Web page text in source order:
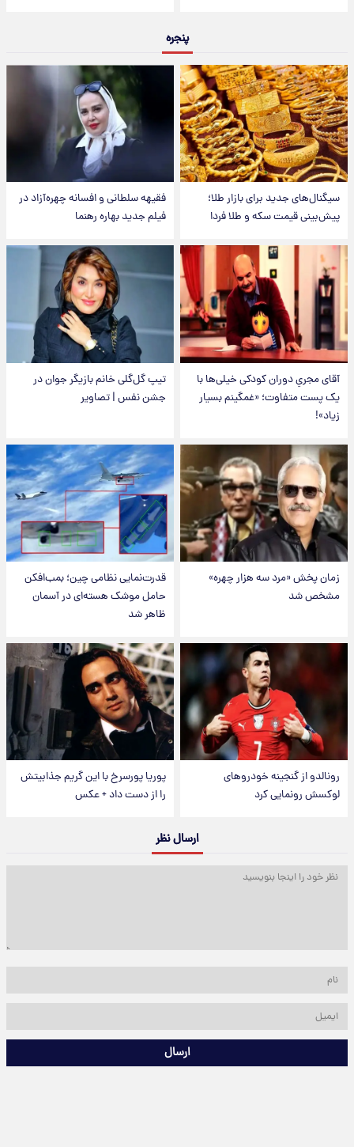
پنجره
سیگنال‌های جدید برای بازار طلا؛
پیش‌بینی قیمت سکه و طلا فردا
فقیهه سلطانی و افسانه چهره‌آزاد در
فیلم جدید بهاره رهنما
آقای مجریِ دوران کودکی خیلی‌ها با
یک پست متفاوت؛ «غمگینم بسیار
زیاد»!
تیپ گل‌گلی خانم بازیگر جوان در
جشن نفس | تصاویر
زمان پخش «مرد سه هزار چهره»
مشخص شد
قدرت‌نمایی نظامی چین؛ بمب‌افکن
حامل موشک هسته‌ای در آسمان
ظاهر شد
رونالدو از گنجینه خودروهای
لوکسش رونمایی کرد
پوریا پورسرخ با این گریم جذابیتش
را از دست داد + عکس
ارسال نظر
ارسال